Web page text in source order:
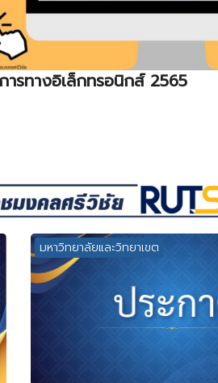
รทางอิเล็กทรอนิกส์ 2565
มหาวิทยาลัยและวิทยาเขต